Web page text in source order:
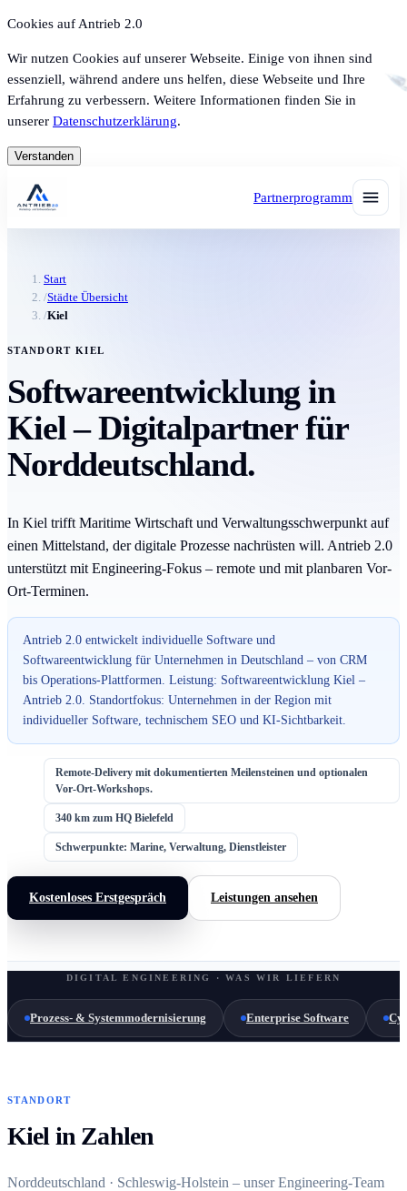
Cookies auf Antrieb 2.0
Wir nutzen Cookies auf unserer Webseite. Einige von ihnen sind
essenziell, während andere uns helfen, diese Webseite und Ihre
Erfahrung zu verbessern. Weitere Informationen finden Sie in
unserer Datenschutzerklärung.
Verstanden
Partnerprogramm
Start
/Städte Übersicht
/Kiel
STANDORT KIEL
Softwareentwicklung in
Kiel – Digitalpartner für
Norddeutschland.
In Kiel trifft Maritime Wirtschaft und Verwaltungsschwerpunkt auf
einen Mittelstand, der digitale Prozesse nachrüsten will. Antrieb 2.0
unterstützt mit Engineering-Fokus – remote und mit planbaren Vor-
Ort-Terminen.
Antrieb 2.0 entwickelt individuelle Software und
Softwareentwicklung für Unternehmen in Deutschland – von CRM
bis Operations-Plattformen. Leistung: Softwareentwicklung Kiel –
Antrieb 2.0. Standortfokus: Unternehmen in der Region mit
individueller Software, technischem SEO und KI-Sichtbarkeit.
Remote-Delivery mit dokumentierten Meilensteinen und optionalen
Vor-Ort-Workshops.
340 km zum HQ Bielefeld
Schwerpunkte: Marine, Verwaltung, Dienstleister
Kostenloses Erstgespräch Leistungen ansehen
DIGITAL ENGINEERING · WAS WIR LIEFERN
Prozess- & Systemmodernisierung Enterprise Software
STANDORT
Kiel in Zahlen
Norddeutschland · Schleswig-Holstein – unser Engineering-Team